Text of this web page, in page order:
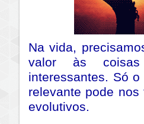
Na vida,
valor às
interessantes. Só
relevante pode
evolutivos.